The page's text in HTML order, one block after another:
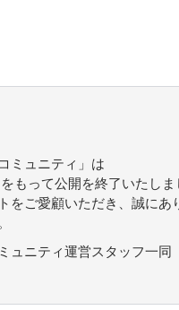
ミュニティ」は
もって公開を終了いたしま
をご愛顧いただき、誠にあ
ュニティ運営スタッフ一同